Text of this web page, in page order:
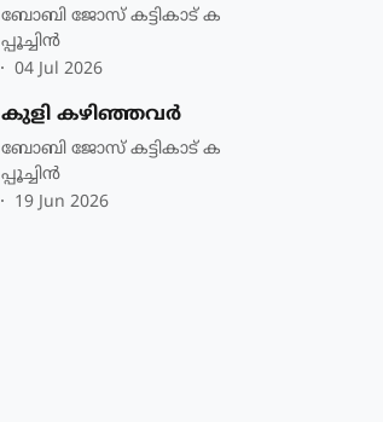
ബോബി ജോസ് കട്ടികാട് ക
പ്പൂച്ചിൻ
04 Jul 2026
കുളി കഴിഞ്ഞവർ
ബോബി ജോസ് കട്ടികാട് ക
പ്പൂച്ചിൻ
19 Jun 2026